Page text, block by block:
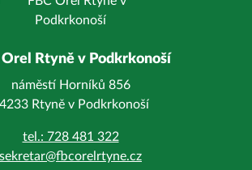
Orel Rtyně v Podkrkonoší
náměstí Horníků 856
Rtyně v Podkrkonoší
tel.: 728 481 322
sekretar@fbcorelrtyne.cz